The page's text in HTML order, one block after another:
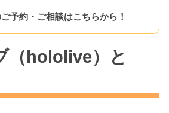
予約・ご相談はこちらから！
（hololive）と